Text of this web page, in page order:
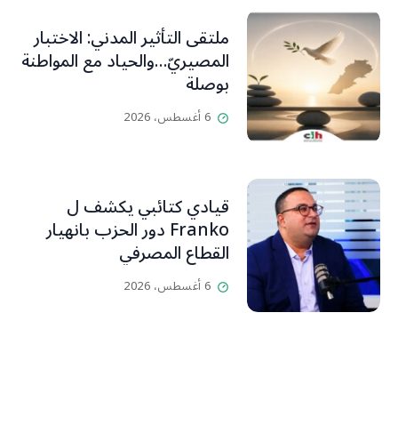
ملتقى التأثير المدني: الاختبار
المصيريّ…والحياد مع المواطنة
بوصلة
6 أغسطس، 2026
قيادي كتائبي يكشف ل
Franko دور الحزب بانهيار
القطاع المصرفي
6 أغسطس، 2026